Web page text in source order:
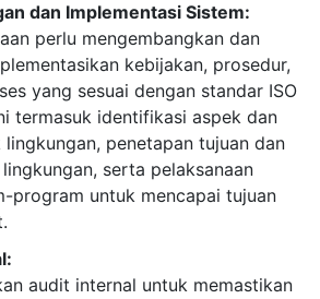
dan Implementasi Sistem:
perlu mengembangkan dan
kebijakan, prosedur,
yang sesuai dengan standar ISO
termasuk identifikasi aspek dan
lingkungan, penetapan tujuan dan
lingkungan, serta pelaksanaan
program untuk mencapai tujuan
audit internal untuk memastikan